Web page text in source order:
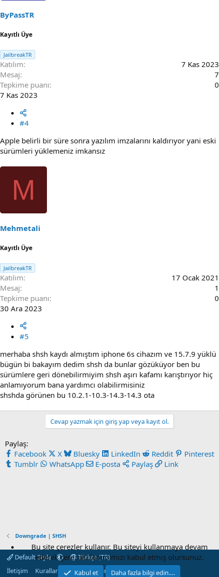
s
:
ByPassTR
Kayıtlı Üye
JailbreakTR
Katılım
7 Kas 2023
Mesaj
7
Tepkime puanı
0
7 Kas 2023
#4
Apple belirli bir süre sonra yazılım imzalarını kaldırıyor yani eski
sürümleri yüklemeniz imkansız
M
Mehmetali
Kayıtlı Üye
JailbreakTR
Katılım
17 Ocak 2021
Mesaj
1
Tepkime puanı
0
30 Ara 2023
#5
merhaba shsh kaydı almıştım iphone 6s cihazım ve 15.7.9 yüklü
bügün bi bakayım dedim shsh da bunlar gözüküyor ben bu
sürümlere geri dönebilirmiyim shsh aşırı kafamı karıştırıyor hiç
anlamıyorum bana yardımcı olabilirmisiniz
shshda görünen bu 10.2.1-10.3-14.3-14.3 ota
Cevap yazmak için giriş yap veya kayıt ol.
Paylaş:
Facebook
X Bluesky LinkedIn Reddit
Pinterest
Tumblr
WhatsApp E-posta Paylaş Link
Downgrade | SHSH
Default Style
Türkçe (TR)
İletişim
Kurallar Gizlilik Yardım Ana sayfa
R
Bu site çerezler kullanır. Bu siteyi kullanmaya devam
ederek çerez kullanımımızı kabul etmiş olursunuz.
Kabul et Daha fazla bilgi edin.…